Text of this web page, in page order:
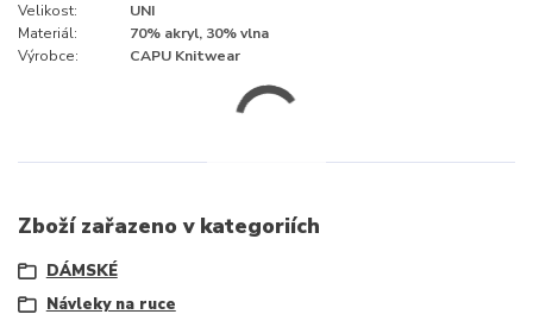
Velikost:
UNI
Materiál:
70% akryl, 30% vlna
Výrobce:
CAPU Knitwear
Zboží zařazeno v kategoriích
DÁMSKÉ
Návleky na ruce